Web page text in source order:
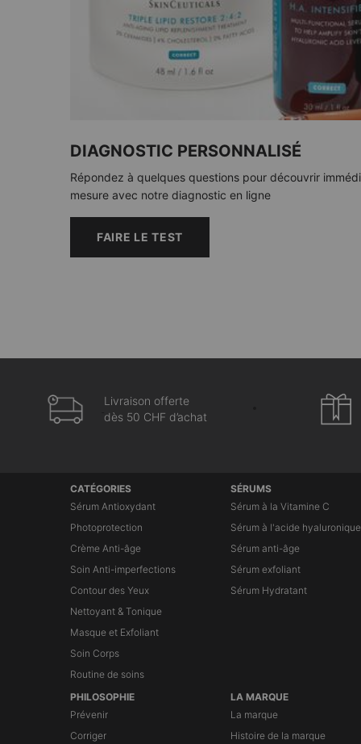
DIAGNOSTIC PERSONNALISÉ
Répondez à quelques questions pour découvrir
mesure avec notre diagnostic en ligne
FAIRE LE TEST
Livraison offerte
dès 50 CHF d’achat
Navigation du pied de page
CATÉGORIES
Sérum Antioxydant
Photoprotection
Crème Anti-âge
Soin Anti-imperfections
Contour des Yeux
Nettoyant & Tonique
Masque et Exfoliant
Soin Corps
Routine de soins
SÉRUMS
Sérum à la Vitamine C
Sérum à l'acide hyaluronique
Sérum anti-âge
Sérum exfoliant
Sérum Hydratant
PHILOSOPHIE
Prévenir
Corriger
LA MARQUE
La marque
Histoire de la marque